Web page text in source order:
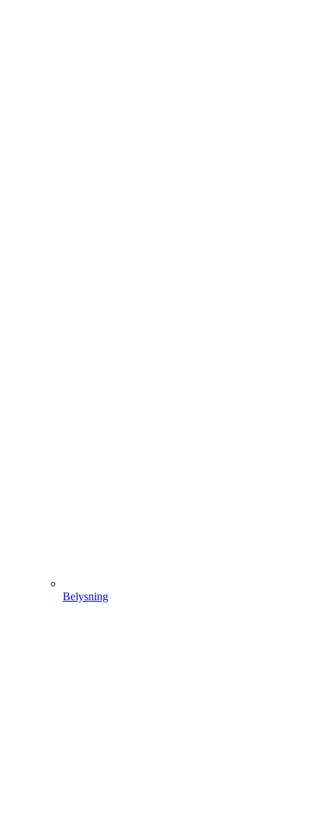
Belysning